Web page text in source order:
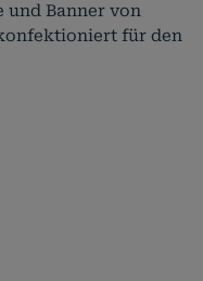
und Banner von
für den